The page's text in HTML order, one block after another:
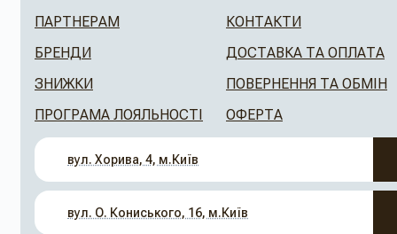
ПАРТНЕРАМ
БРЕНДИ
ЗНИЖКИ
ПРОГРАМА ЛОЯЛЬНОСТІ
КОНТАКТИ
ДОСТАВКА ТА ОПЛАТА
ПОВЕРНЕННЯ ТА ОБМІН
ОФЕРТА
вул. Хорива, 4, м.Київ
вул. О. Кониського, 16, м.Київ